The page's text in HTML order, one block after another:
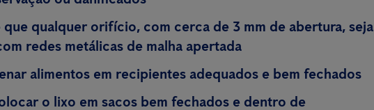
que qualquer orifício, com cerca de 3 mm de abertura, seja
redes metálicas de malha apertada
alimentos em recipientes adequados e bem fechados
o lixo em sacos bem fechados e dentro de